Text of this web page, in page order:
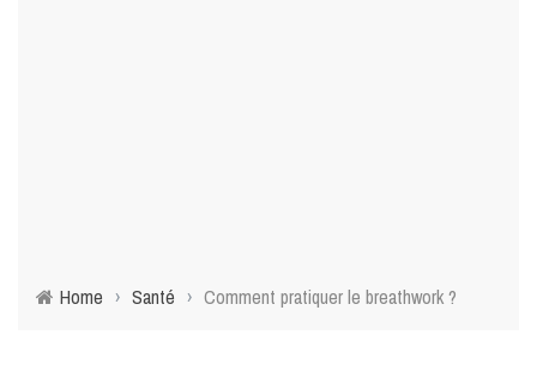
Home › Santé › Comment pratiquer le breathwork ?